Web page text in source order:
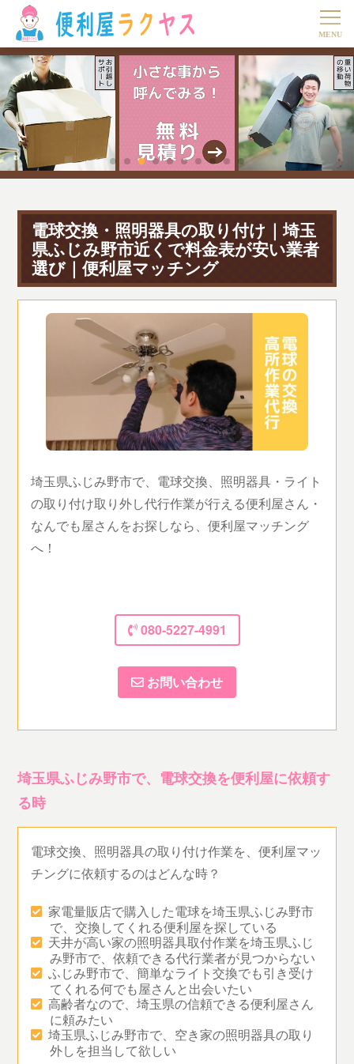
電球交換・照明器具の取り付け｜埼玉
県ふじみ野市近くで料金表が安い業者
選び｜便利屋マッチング
埼玉県ふじみ野市で、電球交換、照明器具・ライト
の取り付け取り外し代行作業が行える便利屋さん・
なんでも屋さんをお探しなら、便利屋マッチング
へ！
080-5227-4991
お問い合わせ
埼玉県ふじみ野市で、電球交換を便利屋に依頼す
る時
電球交換、照明器具の取り付け作業を、便利屋マッ
チングに依頼するのはどんな時？
家電量販店で購入した電球を埼玉県ふじみ野市
で、交換してくれる便利屋を探している
天井が高い家の照明器具取付作業を埼玉県ふじ
み野市で、依頼できる代行業者が見つからない
ふじみ野市で、簡単なライト交換でも引き受け
てくれる何でも屋さんと出会いたい
高齢者なので、埼玉県の信頼できる便利屋さん
に頼みたい
埼玉県ふじみ野市で、空き家の照明器具の取り
外しを担当して欲しい